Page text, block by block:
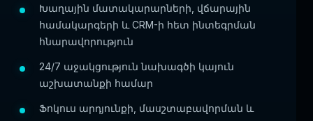
Խաղային մատակարարների, վճարային
համակարգերի և CRM-ի հետ ինտեգրման
հնարավորություն
24/7 աջակցություն նախագծի կայուն
աշխատանքի համար
Ֆոկուս արդյունքի, մասշտաբավորման և